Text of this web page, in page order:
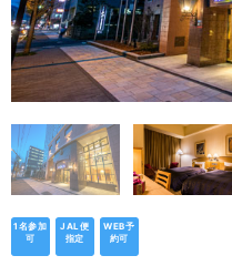
1名参加
可
JAL便
指定
WEB予
約可